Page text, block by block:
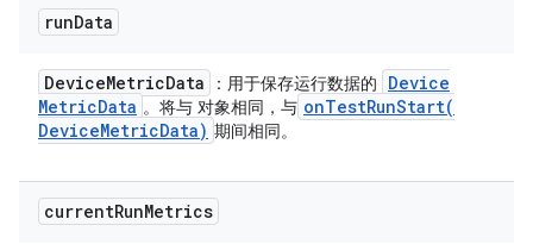
runData
DeviceMetricData ：用于保存运行数据的
Device
MetricData 。将与 对象相同，与 onTestRunStart(
DeviceMetricData) 期间相同。
currentRunMetrics